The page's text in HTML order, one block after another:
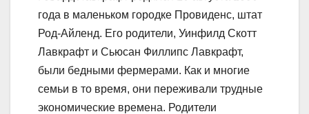
года в маленьком городке Провиденс, штат
Род-Айленд. Его родители, Уинфилд Скотт
Лавкрафт и Сьюсан Филлипс Лавкрафт,
были бедными фермерами. Как и многие
семьи в то время, они переживали трудные
экономические времена. Родители